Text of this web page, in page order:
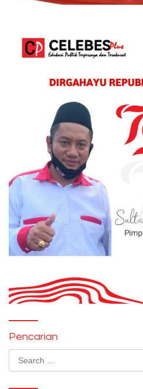
Pencarian
Search
for: